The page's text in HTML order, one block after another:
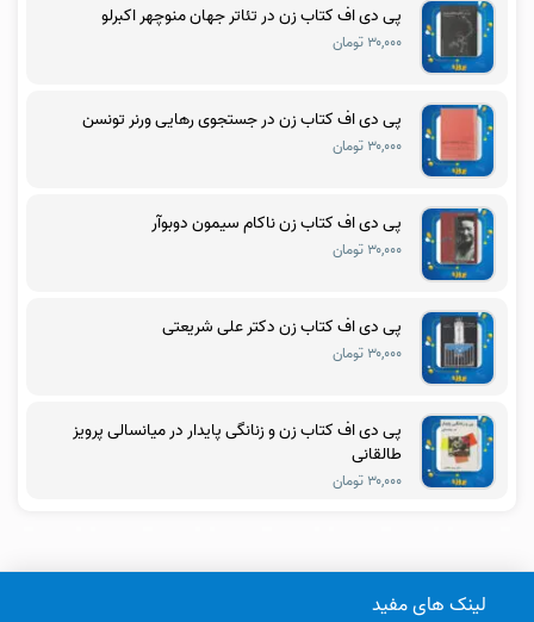
پی دی اف کتاب زن در تئاتر جهان منوچهر اکبرلو
۳۰,۰۰۰ تومان
پی دی اف کتاب زن در جستجوی رهایی ورنر تونسن
۳۰,۰۰۰ تومان
پی دی اف کتاب زن ناکام سیمون دوبوآر
۳۰,۰۰۰ تومان
پی دی اف کتاب زن دکتر علی شریعتی
۳۰,۰۰۰ تومان
پی دی اف کتاب زن و زنانگی پایدار در میانسالی پرویز
طالقانی
۳۰,۰۰۰ تومان
لینک های مفید